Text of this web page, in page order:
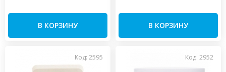
В КОРЗИНУ В КОРЗИНУ
Код: 2595 Код: 2952